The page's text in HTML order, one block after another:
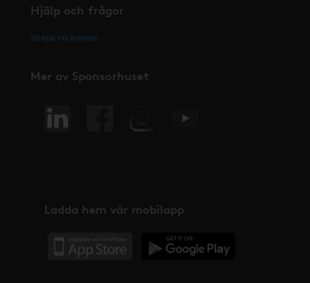
Hjälp och frågor
Skapa ett ärende
Mer av Sponsorhuset
Ladda hem vår mobilapp